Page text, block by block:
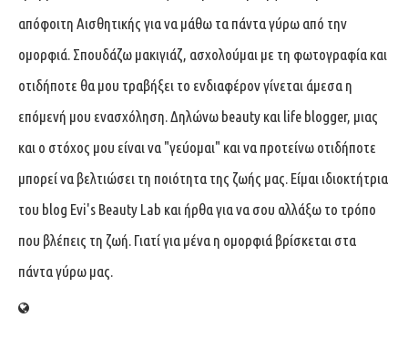
απόφοιτη Αισθητικής για να μάθω τα πάντα γύρω από την
ομορφιά. Σπουδάζω μακιγιάζ, ασχολούμαι με τη φωτογραφία και
οτιδήποτε θα μου τραβήξει το ενδιαφέρον γίνεται άμεσα η
επόμενή μου ενασχόληση. Δηλώνω beauty και life blogger, μιας
και ο στόχος μου είναι να "γεύομαι" και να προτείνω οτιδήποτε
μπορεί να βελτιώσει τη ποιότητα της ζωής μας. Είμαι ιδιοκτήτρια
του blog Evi's Beauty Lab και ήρθα για να σου αλλάξω το τρόπο
που βλέπεις τη ζωή. Γιατί για μένα η ομορφιά βρίσκεται στα
πάντα γύρω μας.